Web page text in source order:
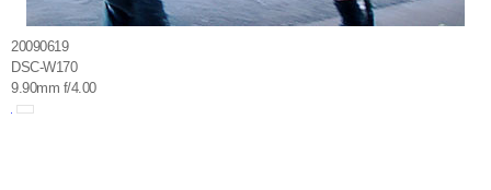
20090619
DSC-W170
9.90mm f/4.00